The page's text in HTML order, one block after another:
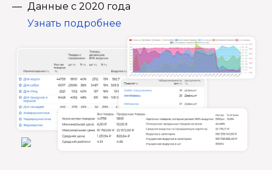
Данные с 2020 года
Узнать подробнее